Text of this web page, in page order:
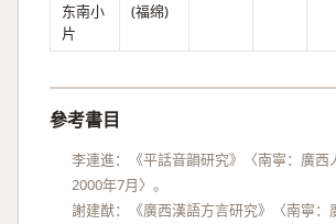
东南小
片
(福绵)
參考書目
李連進：《平話音韻研究》〈南寧：廣西
2000年7月〉。
謝建猷：《廣西漢語方言研究》〈南寧：